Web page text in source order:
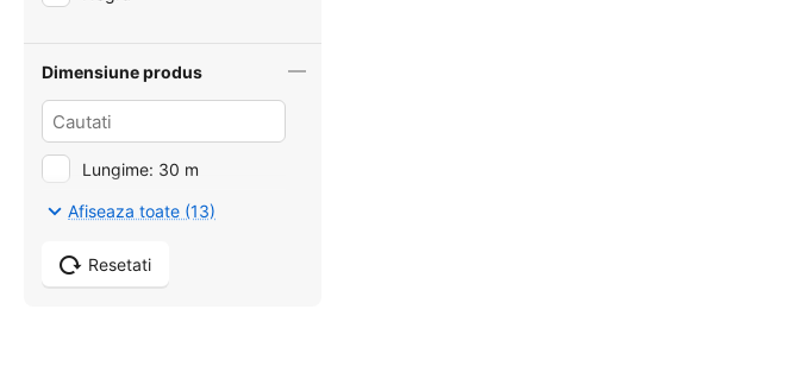
Dimensiune produs
Lungime: 30 m
Afiseaza toate (13)
Resetati